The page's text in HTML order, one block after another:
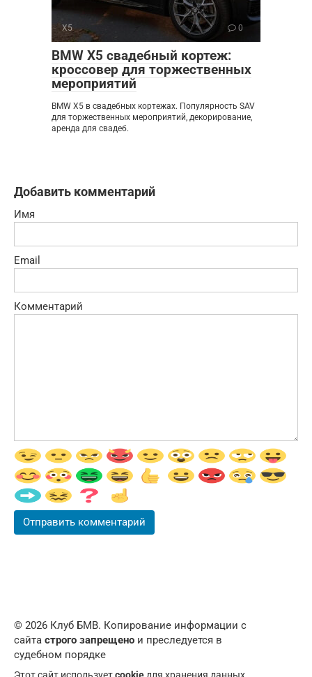
X5 0
BMW X5 свадебный кортеж:
кроссовер для торжественных
мероприятий
BMW X5 в свадебных кортежах. Популярность SAV
для торжественных мероприятий, декорирование,
аренда для свадеб.
Добавить комментарий
Имя
Email
Комментарий
© 2026 Клуб БМВ. Копирование информации с
сайта строго запрещено и преследуется в
судебном порядке